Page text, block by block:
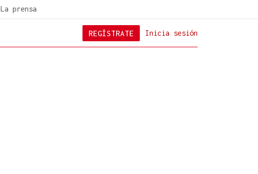
La prensa
Inicia sesión
REGÍSTRATE